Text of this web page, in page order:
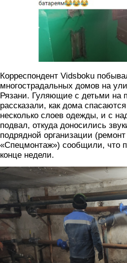
Корреспондент Vidsboku
многострадальных домов на
Рязани. Гуляющие с детьми на
рассказали, как дома
несколько слоев одежды, и с
подвал, откуда доносились
подрядной организации
«Спецмонтаж») сообщили, что
конце недели.
11_dom3.png